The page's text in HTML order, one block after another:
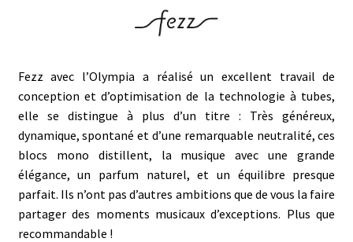
Fezz avec l’Olympia a réalisé un excellent travail de
conception et d’optimisation de la technologie à tubes,
elle se distingue à plus d’un titre : Très généreux,
dynamique, spontané et d’une remarquable neutralité, ces
blocs mono distillent, la musique avec une grande
élégance, un parfum naturel, et un équilibre presque
parfait. Ils n’ont pas d’autres ambitions que de vous la faire
partager des moments musicaux d’exceptions. Plus que
recommandable !